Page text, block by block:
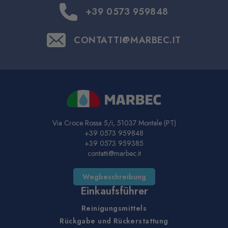
+39 0573 959848
CONTATTI@MARBEC.IT
Via Croce Rossa 5/i, 51037 Montale (PT)
+39 0573 959848
+39 0573 959385
contatti@marbec.it
Wegbeschreibung
Einkaufsführer
Reinigungsmittels
Rückgabe und Rückerstattung